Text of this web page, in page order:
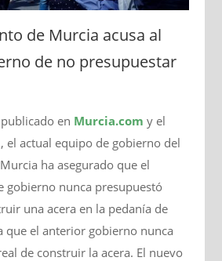
de Murcia acusa al
de no presupuestar
en Murcia.com y el
, el actual equipo de gobierno del
ha asegurado que el
gobierno nunca presupuestó
una acera en la pedanía de
que el anterior gobierno nunca
de construir la acera. El nuevo